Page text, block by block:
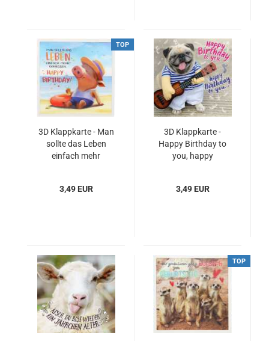
TOP
3D Klappkarte - Man
sollte das Leben
einfach mehr
3,49 EUR
3D Klappkarte -
Happy Birthday to
you, happy
3,49 EUR
TOP